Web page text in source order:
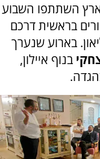
השתתפו השבוע
בראשית דרכם
בארוע שנערך
בנוף איילון,